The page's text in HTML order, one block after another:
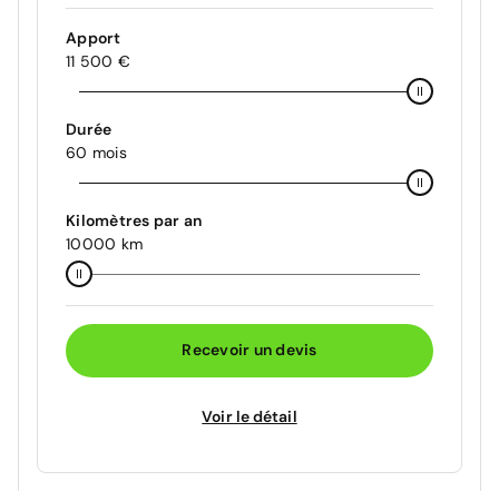
Apport
11 500 €
Durée
60 mois
Kilomètres par an
10000 km
Recevoir un devis
Voir le détail